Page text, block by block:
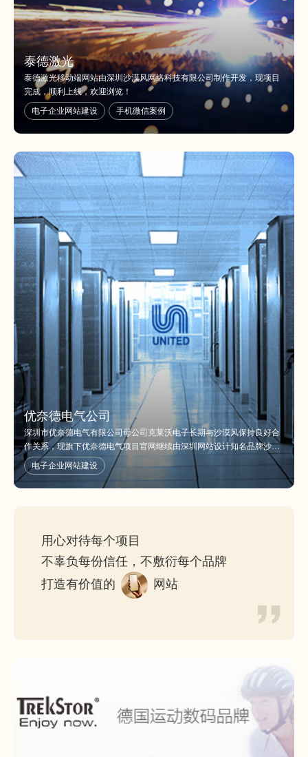
泰德激光
泰德激光移动端网站由深圳沙漠风网络科技有限公司制作开发，现项目
完成，顺利上线，欢迎浏览！
电子企业网站建设
手机微信案例
优奈德电气公司
深圳市优奈德电气有限公司母公司克莱沃电子长期与沙漠风保持良好合
作关系，现旗下优奈德电气项目官网继续由深圳网站设计知名品牌沙漠
风负责。
电子企业网站建设
用心对待每个项目
不辜负每份信任，不敷衍每个品牌
打造有价值的
网站